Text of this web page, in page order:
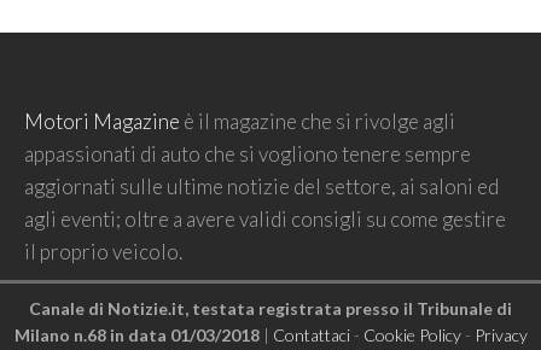
Motori Magazine è il magazine che si rivolge agli
appassionati di auto che si vogliono tenere sempre
aggiornati sulle ultime notizie del settore, ai saloni ed
agli eventi; oltre a avere validi consigli su come gestire
il proprio veicolo.
Canale di Notizie.it, testata registrata presso il Tribunale di
Milano n.68 in data 01/03/2018| Contattaci- Cookie Policy- Privacy